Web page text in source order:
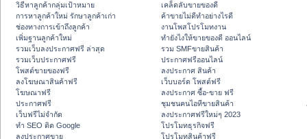
วิธีหาลูกค้ากลุ่มเป้าหมาย
การหาลูกค้าใหม่ รักษาลูกค้าเก่า
ช่องทางการเข้าถึงลูกค้า
เพิ่มฐานลูกค้าใหม่
รวมเว็บลงประกาศฟรี ล่าสุด
รวมเว็บประกาศฟรี
โพสต์ขายของฟรี
ลงโฆษณาสินค้าฟรี
โฆษณาฟรี
ประกาศฟรี
เว็บฟรีไม่จำกัด
ทำ SEO ติด Google
ลงประกาศขาย
เคล็ดลับขายของดี
ค้าขายไม่ดีทำอย่างไรดี
งานโพสโปรโมทงาน
ทํายังไงให้ขายของดี ออนไลน์
รวม SMFขายสินค้า
ประกาศฟรีออนไลน์
ลงประกาศ สินค้า
เว็บบอร์ด โพสต์ฟรี
ลงประกาศ ซื้อ-ขาย ฟรี
ชุมชนคนไอทีขายสินค้า
ลงประกาศฟรีใหม่ๆ 2023
โปรโมทธุรกิจฟรี
โปรโมทสินค้าฟรี